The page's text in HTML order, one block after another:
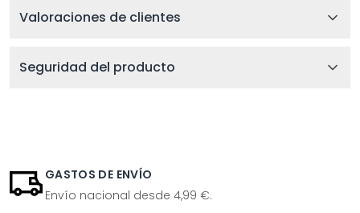
Valoraciones de clientes
Seguridad del producto
GASTOS DE ENVÍO
Envío nacional desde 4,99 €.